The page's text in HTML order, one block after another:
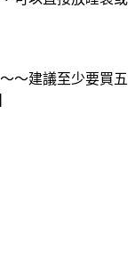
～建議至少要買五